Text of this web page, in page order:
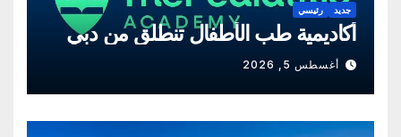
جديد رئيسي
أكاديمية طب الأطفال تنطلق من دبي
أغسطس 5, 2026